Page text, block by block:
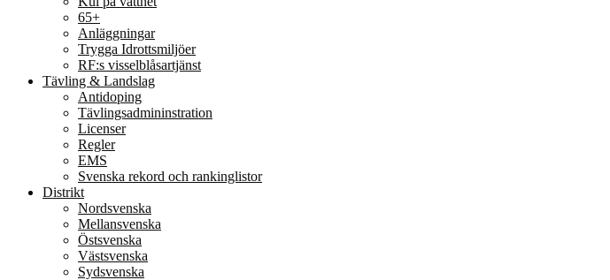
65+
Anläggningar
Trygga Idrottsmiljöer
RF:s visselblåsartjänst
Tävling & Landslag
Antidoping
Tävlingsadmininstration
Licenser
Regler
EMS
Svenska rekord och rankinglistor
Distrikt
Nordsvenska
Mellansvenska
Östsvenska
Västsvenska
Sydsvenska